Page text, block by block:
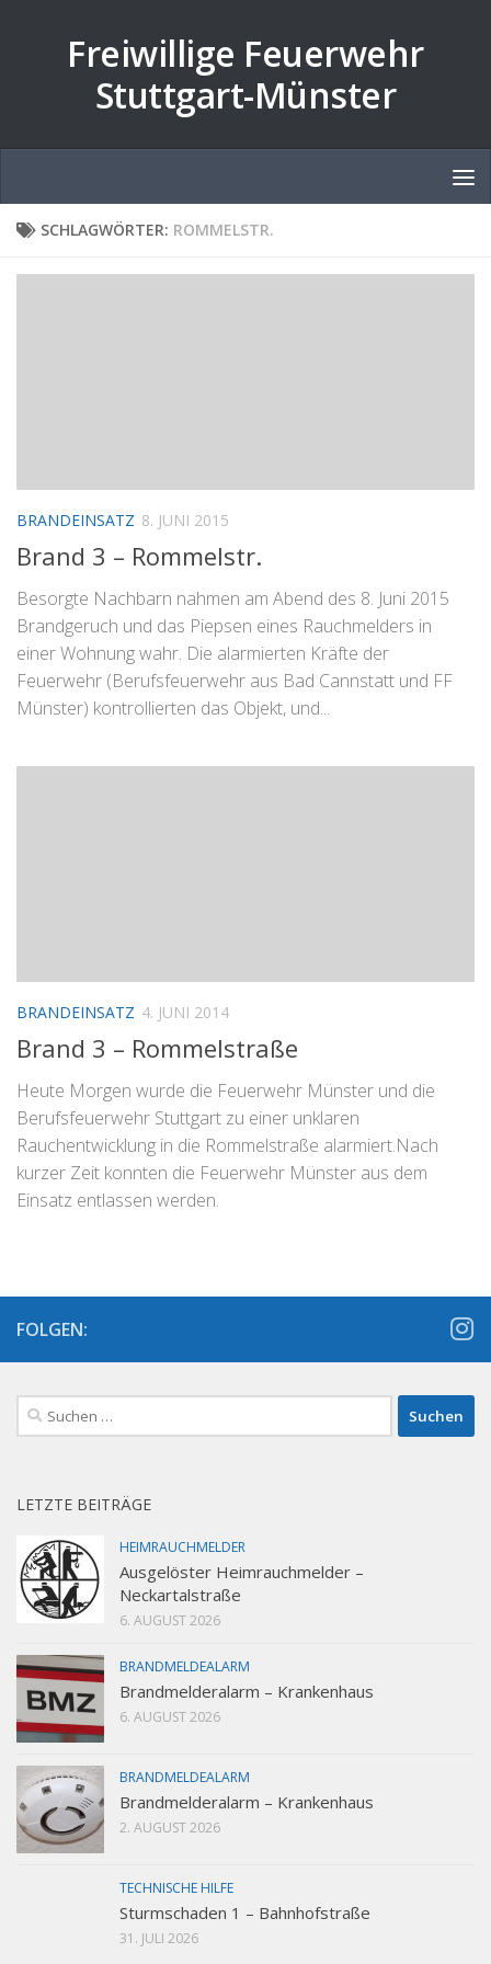
Freiwillige Feuerwehr
Stuttgart-Münster
SCHLAGWÖRTER: ROMMELSTR.
BRANDEINSATZ 8. JUNI 2015
Brand 3 – Rommelstr.
Besorgte Nachbarn nahmen am Abend des 8. Juni 2015
Brandgeruch und das Piepsen eines Rauchmelders in
einer Wohnung wahr. Die alarmierten Kräfte der
Feuerwehr (Berufsfeuerwehr aus Bad Cannstatt und FF
Münster) kontrollierten das Objekt, und...
BRANDEINSATZ 4. JUNI 2014
Brand 3 – Rommelstraße
Heute Morgen wurde die Feuerwehr Münster und die
Berufsfeuerwehr Stuttgart zu einer unklaren
Rauchentwicklung in die Rommelstraße alarmiert.Nach
kurzer Zeit konnten die Feuerwehr Münster aus dem
Einsatz entlassen werden.
FOLGEN:
Suchen
nach:
LETZTE BEITRÄGE
HEIMRAUCHMELDER
Ausgelöster Heimrauchmelder –
Neckartalstraße
6. AUGUST 2026
BRANDMELDEALARM
Brandmelderalarm – Krankenhaus
6. AUGUST 2026
BRANDMELDEALARM
Brandmelderalarm – Krankenhaus
2. AUGUST 2026
TECHNISCHE HILFE
Sturmschaden 1 – Bahnhofstraße
31. JULI 2026